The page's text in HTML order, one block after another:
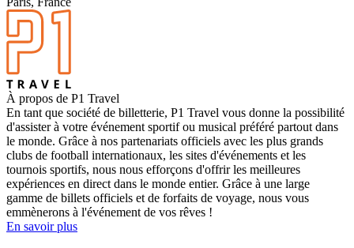
À propos de P1 Travel
En tant que société de billetterie, P1 Travel vous donne la possibilité
d'assister à votre événement sportif ou musical préféré partout dans
le monde. Grâce à nos partenariats officiels avec les plus grands
clubs de football internationaux, les sites d'événements et les
tournois sportifs, nous nous efforçons d'offrir les meilleures
expériences en direct dans le monde entier. Grâce à une large
gamme de billets officiels et de forfaits de voyage, nous vous
emmènerons à l'événement de vos rêves !
En savoir plus